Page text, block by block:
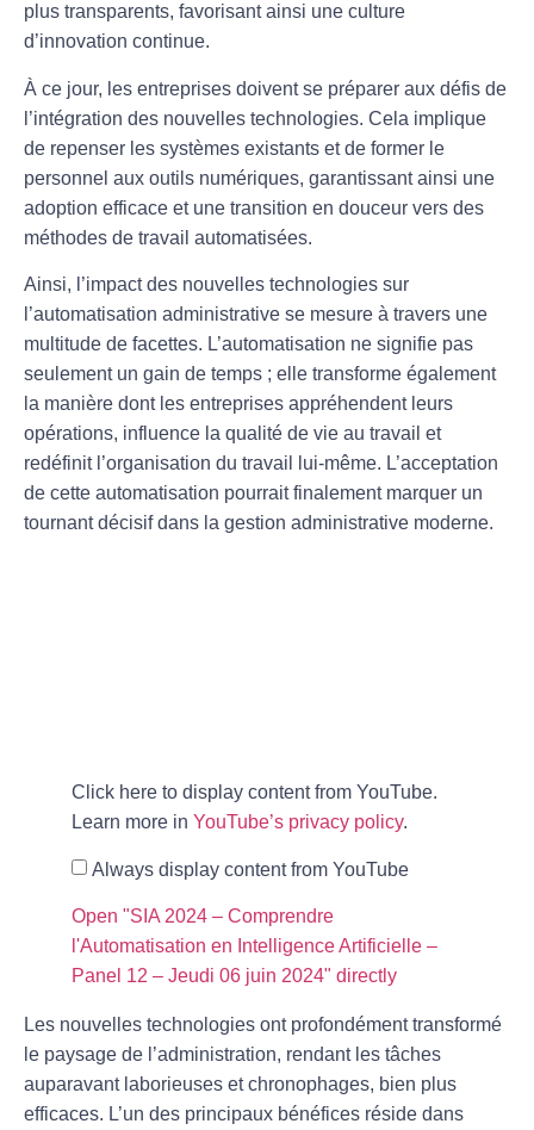
plus transparents, favorisant ainsi une culture
d’innovation continue.
À ce jour, les entreprises doivent se préparer aux défis de
l’intégration des nouvelles technologies. Cela implique
de repenser les systèmes existants et de former le
personnel aux outils numériques, garantissant ainsi une
adoption efficace et une transition en douceur vers des
méthodes de travail automatisées.
Ainsi, l’impact des nouvelles technologies sur
l’automatisation administrative se mesure à travers une
multitude de facettes. L’automatisation ne signifie pas
seulement un gain de temps ; elle transforme également
la manière dont les entreprises appréhendent leurs
opérations, influence la qualité de vie au travail et
redéfinit l’organisation du travail lui-même. L’acceptation
de cette automatisation pourrait finalement marquer un
tournant décisif dans la gestion administrative moderne.
Click here to display content from YouTube.
Learn more in YouTube’s privacy policy.
Always display content from YouTube
Open "SIA 2024 – Comprendre
l'Automatisation en Intelligence Artificielle –
Panel 12 – Jeudi 06 juin 2024" directly
Les nouvelles technologies ont profondément transformé
le paysage de l’administration, rendant les tâches
auparavant laborieuses et chronophages, bien plus
efficaces. L’un des principaux bénéfices réside dans